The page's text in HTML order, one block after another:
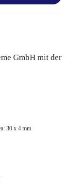
30 x 4 mm